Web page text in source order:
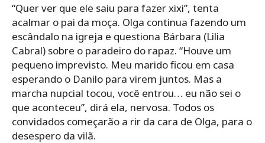
“Quer ver que ele saiu para fazer xixi”, tenta
acalmar o pai da moça. Olga continua fazendo um
escândalo na igreja e questiona Bárbara (Lilia
Cabral) sobre o paradeiro do rapaz. “Houve um
pequeno imprevisto. Meu marido ficou em casa
esperando o Danilo para virem juntos. Mas a
marcha nupcial tocou, você entrou… eu não sei o
que aconteceu”, dirá ela, nervosa. Todos os
convidados começarão a rir da cara de Olga, para o
desespero da vilã.